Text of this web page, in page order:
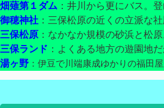
畑薙第１ダム ：井川から更にバス。
御穂神社 ：三保松原の近くの立派な
三保松原 ：なかなか規模の砂浜と松
三保ランド ：よくある地方の遊園地
湯ヶ野 ：伊豆で川端康成ゆかりの福田